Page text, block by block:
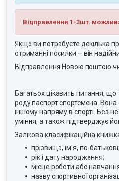
Відправлення 1-3шт.
Якщо ви потребуєте декілька
отриманні посилки – він
Відправлення Новою поштою
Багатьох цікавить питання, що
роду паспорт спортсмена.
іншому напряму в спорті. Без
уміння, а також підтверджує
Залікова класифікаційна
прізвище, ім'я, по-батькові;
рік і дату народження;
місце роботи або
назву спортивної